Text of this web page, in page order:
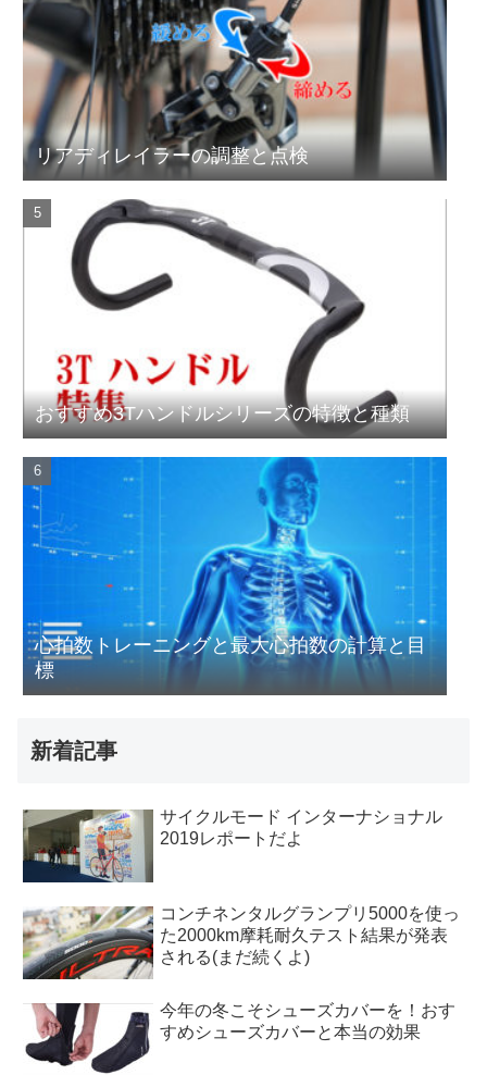
リアディレイラーの調整と点検
おすすめ3Tハンドルシリーズの特徴と種類
心拍数トレーニングと最大心拍数の計算と目
標
新着記事
サイクルモード インターナショナル
2019レポートだよ
コンチネンタルグランプリ5000を使っ
た2000km摩耗耐久テスト結果が発表
される(まだ続くよ)
今年の冬こそシューズカバーを！おす
すめシューズカバーと本当の効果